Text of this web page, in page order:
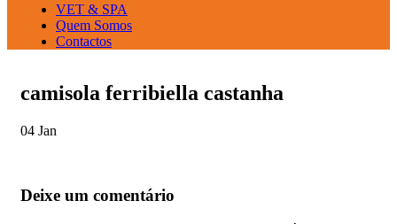
VET & SPA
Quem Somos
Contactos
camisola ferribiella castanha
04 Jan
Deixe um comentário